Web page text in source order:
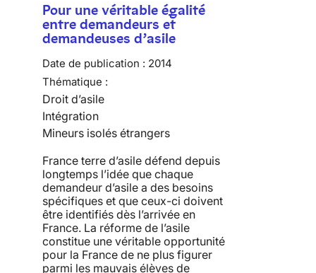
Pour une véritable égalité
entre demandeurs et
demandeuses d’asile
Date de publication : 2014
Thématique :
Droit d’asile
Intégration
Mineurs isolés étrangers
France terre d’asile défend depuis
longtemps l’idée que chaque
demandeur d’asile a des besoins
spécifiques et que ceux-ci doivent
être identifiés dès l’arrivée en
France. La réforme de l’asile
constitue une véritable opportunité
pour la France de ne plus figurer
parmi les mauvais élèves de